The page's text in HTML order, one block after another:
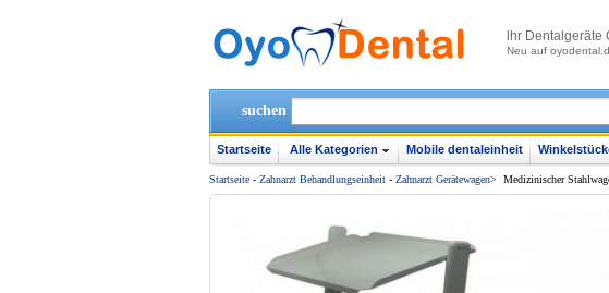
lhr Dentalgeräte
Neu auf
suchen
Startseite Alle Kategorien Mobile dentaleinheit
Startseite - Zahnarzt Behandlungseinheit - Zahnarzt Gerätewagen> Medizinischer